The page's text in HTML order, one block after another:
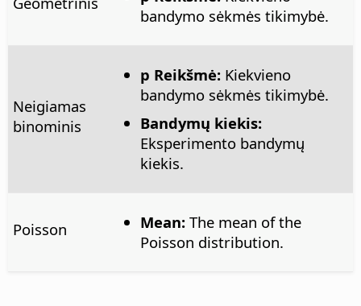
bandymo sėkmės tikimybė.
Neigiamas
binominis
p Reikšmė:Kiekvieno
bandymo sėkmės tikimybė.
Bandymų kiekis:
Eksperimento bandymų
kiekis.
Poisson Mean:The mean of the
Poisson distribution.